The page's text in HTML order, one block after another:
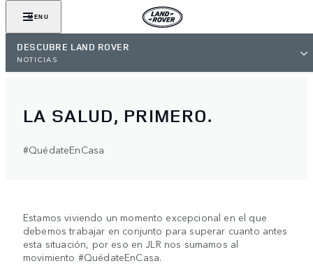
MENU
DESCUBRE LAND ROVER
NOTICIAS
LA SALUD, PRIMERO.
#QuédateEnCasa
Estamos viviendo un momento excepcional en el que
debemos trabajar en conjunto para superar cuanto antes
esta situación, por eso en JLR nos sumamos al
movimiento #QuédateEnCasa.